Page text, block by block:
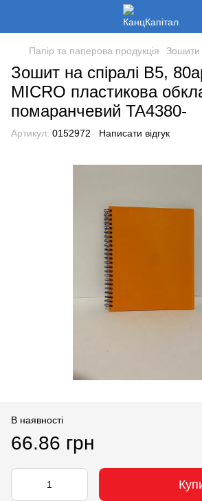
Папір та паперова продукція Зошити
Зошит на спіралі В5,
MICRO пластикова
помаранчевий TA4380-
Артикул: 0152972 Написати відгук
В наявності
66.86 грн